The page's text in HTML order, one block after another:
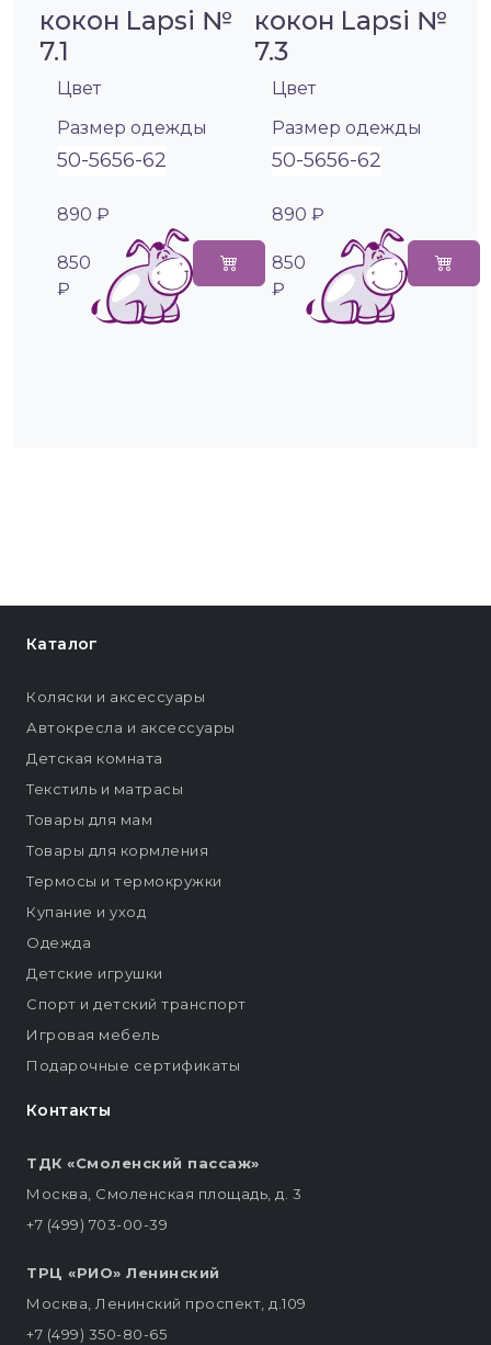
кокон Lapsi №
7.1
Цвет
Размер одежды
50-5656-62
890 ₽
850
₽
кокон Lapsi №
7.3
Цвет
Размер одежды
50-5656-62
890 ₽
850
₽
Контакты
ТДК «Смоленский пассаж»
Москва, Смоленская площадь, д. 3
+7 (499) 703-00-39
ТРЦ «РИО» Ленинский
Москва, Ленинский проспект, д.109
+7 (499) 350-80-65
Каталог
Коляски и аксессуары
Автокресла и аксессуары
Детская комната
Текстиль и матрасы
Товары для мам
Товары для кормления
Термосы и термокружки
Купание и уход
Одежда
Детские игрушки
Спорт и детский транспорт
Игровая мебель
Подарочные сертификаты